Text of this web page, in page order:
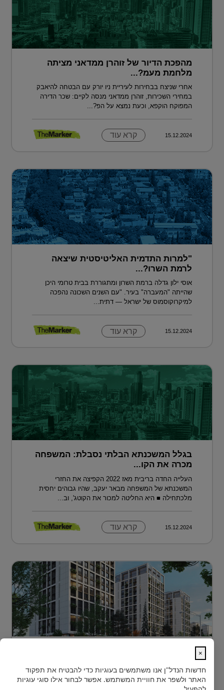
מהפכת הדיור של זוהרן ממדאני מציתה
מלחמת מעמ?...
אחרי שניצח בבחירות לעיריית ניו יורק עם הבטחה להיאבק
במחירי השכירות, זוהרן ממדאני מנסה לקיים: שכר הדירה
המפוקח הוקפא, וכעת נמצא על הפ?...
15.12.2024 קרא עוד
"למרות התדמית האליטיסטית שיצאה
לרמת השרו?...
אוסי ילון גדלה ברמת השרון ומתגוררת בבית טרומי היכן
שהייתה "המעברה" בעיר. "עם השנים השכונה נהפכה
למיקרוקוסמוס של ישראל — דתית...
15.12.2024 קרא עוד
בגלל המשכנתא הבלתי נסבלת: המשפחה
מכרה את הקו...
העלייה החדה בריבית מאז 2022 הקפיצה את החזרי
המשכנתא של המשפחה מבאר יעקב, שהיו גבוהים יחסית
מלכתחילה ■ היא החליטה למכור את הקוטג', וב...
15.12.2024 קרא עוד
כשחושבים על השקעות נדל"ן מעבר לים, מדינה אחת
נמצאת בשנים האחרונות בראש הרשימה של משקיעים
×
חדשות הנדל"ן אנו משתמשים בעוגיות כדי להבטיח את תפקוד
האתר ולשפר את חוויית המשתמש. אפשר לבחור אילו סוגי עוגיות